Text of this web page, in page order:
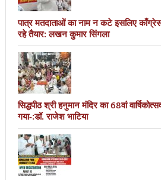
पात्र मतदाताओं का नाम न कटे इसलिए काँग्रेस
रहे तैयार: लखन कुमार सिंगला
सिद्धपीठ श्री हनुमान मंदिर का 68वां
गया-:डॉ. राजेश भाटिया